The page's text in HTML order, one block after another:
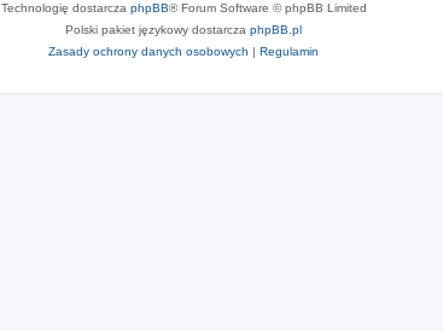
Technologię dostarcza phpBB® Forum Software © phpBB Limited
Polski pakiet językowy dostarcza phpBB.pl
Zasady ochrony danych osobowych | Regulamin